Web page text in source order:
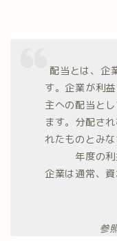
配当とは、企
す。企業が利
主への配当と
ます。分配さ
れたものとみ
年度の
企業は通常、
参